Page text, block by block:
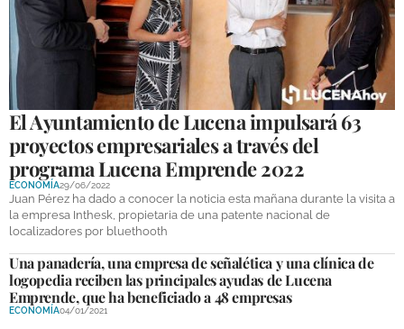
El Ayuntamiento de Lucena impulsará 63
proyectos empresariales a través del
programa Lucena Emprende 2022
ECONOMÍA29/06/2022
Juan Pérez ha dado a conocer la noticia esta mañana durante la visita a
la empresa Inthesk, propietaria de una patente nacional de
localizadores por bluethooth
Una panadería, una empresa de señalética y una clínica de
logopedia reciben las principales ayudas de Lucena
Emprende, que ha beneficiado a 48 empresas
ECONOMÍA04/01/2021